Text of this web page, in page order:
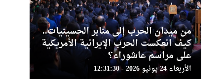
من ميدان الحرب إلى منابر الحسينيات..
كيف انعكست الحرب الإيرانية الأمريكية
على مراسم عاشوراء؟
الأربعاء 24 يونيو 2026 - 12:31:30